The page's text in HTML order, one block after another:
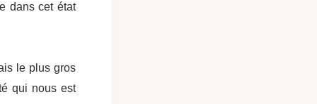
dans cet état
le plus gros
qui nous est